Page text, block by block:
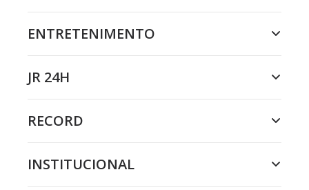
ENTRETENIMENTO
JR 24H
RECORD
INSTITUCIONAL